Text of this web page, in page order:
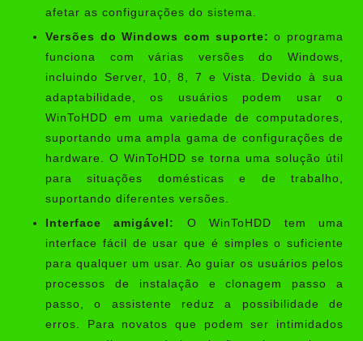
afetar as configurações do sistema.
Versões do Windows com suporte: o programa
funciona com várias versões do Windows,
incluindo Server, 10, 8, 7 e Vista. Devido à sua
adaptabilidade, os usuários podem usar o
WinToHDD em uma variedade de computadores,
suportando uma ampla gama de configurações de
hardware. O WinToHDD se torna uma solução útil
para situações domésticas e de trabalho,
suportando diferentes versões.
Interface amigável:
O WinToHDD tem uma
interface fácil de usar que é simples o suficiente
para qualquer um usar. Ao guiar os usuários pelos
processos de instalação e clonagem passo a
passo, o assistente reduz a possibilidade de
erros. Para novatos que podem ser intimidados